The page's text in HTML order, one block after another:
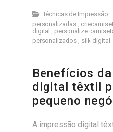
Técnicas de Impressão
personalizadas
digital
personalize
personalizados
silk digital
Benefícios
digital têxtil
pequeno
A impressão digital